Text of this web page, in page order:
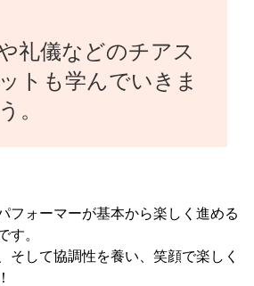
礼儀などのチアス
トも学んでいきま
。
フォーマーが基本から楽しく進める
す。
そして協調性を養い、笑顔で楽しく